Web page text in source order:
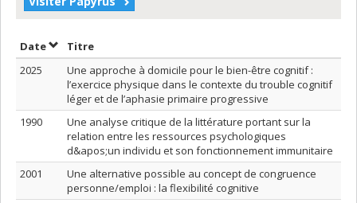
DateTrier par date en ordre décroissant
Titre
2025
Une approche à domicile pour le bien-être cognitif :
l’exercice physique dans le contexte du trouble cognitif
léger et de l’aphasie primaire progressive
1990
Une analyse critique de la littérature portant sur la
relation entre les ressources psychologiques
d&apos;un individu et son fonctionnement immunitaire
2001
Une alternative possible au concept de congruence
personne/emploi : la flexibilité cognitive